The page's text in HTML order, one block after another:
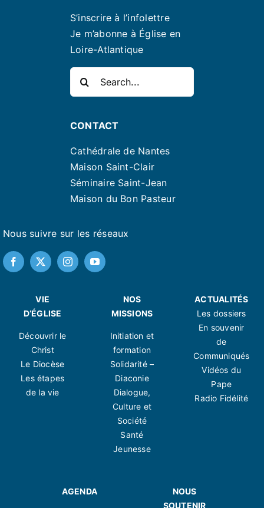
S’inscrire à l’infolettre
Je m’abonne à Église en
Loire-Atlantique
Rechercher:
Nous suivre sur les réseaux
CONTACT
Cathédrale de Nantes
Maison Saint-Clair
Séminaire Saint-Jean
Maison du Bon Pasteur
VIE
D’ÉGLISE
Découvrir le
Christ
Le Diocèse
Les étapes
de la vie
NOS
MISSIONS
Initiation et
formation
Solidarité –
Diaconie
Dialogue,
Culture et
Société
Santé
Jeunesse
ACTUALITÉS
Les dossiers
En souvenir
de
Communiqués
Vidéos du
Pape
Radio Fidélité
AGENDA
NOUS
SOUTENIR